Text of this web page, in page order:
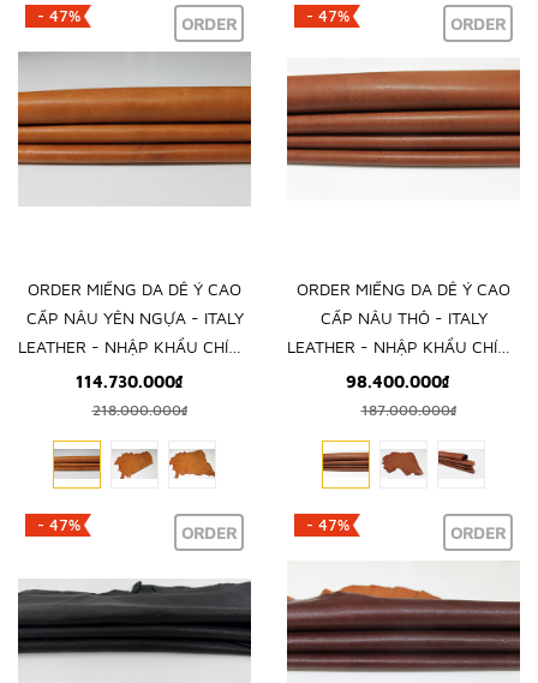
- 47% ORDER
ORDER MIẾNG DA DÊ Ý CAO
CẤP NÂU YÊN NGỰA - ITALY
LEATHER - NHẬP KHẨU CHÍNH
HÃNG TỪ Ý
114.730.000₫
218.000.000₫
- 47% ORDER
ORDER MIẾNG DA DÊ Ý CAO
CẤP NÂU THÔ - ITALY
LEATHER - NHẬP KHẨU CHÍNH
HÃNG TỪ Ý
98.400.000₫
187.000.000₫
- 47% ORDER - 47% ORDER